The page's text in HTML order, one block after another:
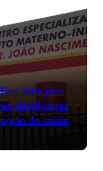
e hora para
classificadas
de saúde